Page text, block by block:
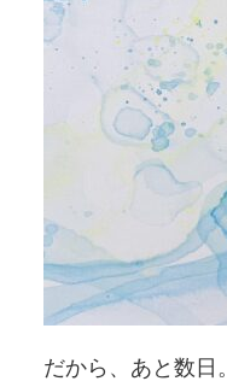
だから、あと数日。